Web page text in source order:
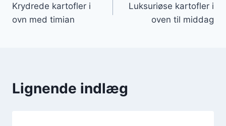
Krydrede kartofler i
ovn med timian
Luksuriøse kartofler i
oven til middag
Lignende indlæg